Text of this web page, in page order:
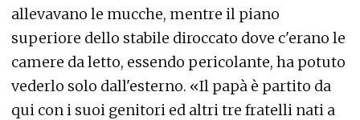
allevavano le mucche, mentre il piano
superiore dello stabile diroccato dove c'erano le
camere da letto, essendo pericolante, ha potuto
vederlo solo dall'esterno. «Il papà è partito da
qui con i suoi genitori ed altri tre fratelli nati a